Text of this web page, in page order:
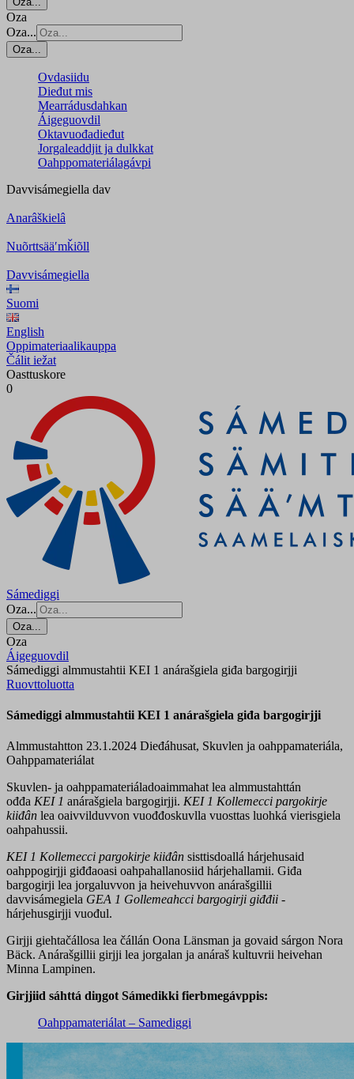
Oza
Oza...
Oza...
Ovdasiidu
Dieđut mis
Mearrádusdahkan
Áigeguovdil
Oktavuođadieđut
Jorgaleaddjit ja dulkkat
Oahppomateriálagávpi
Davvisámegiella dav
Anarâškielâ
Nuõrttsääʹmǩiõll
Davvisámegiella
Suomi
English
Oppimateriaalikauppa
Čálit iežat
Oasttuskore
0
Sámediggi
Oza...
Oza...
Oza
Áigeguovdil
Sámediggi almmustahtii KEI 1 anárašgiela giđa bargogirjji
Ruovttoluotta
Sámediggi almmustahtii KEI 1 anárašgiela giđa bargogirjji
Almmustahtton 23.1.2024 Dieđáhusat, Skuvlen ja oahppamateriála,
Oahppamateriálat
Skuvlen- ja oahppamateriáladoaimmahat lea almmustahttán
ođđa KEI 1 anárašgiela bargogirjji. KEI 1 Kollemecci pargokirje
kiiđân lea oaivvilduvvon vuođđoskuvlla vuosttas luohká vierisgiela
oahpahussii.
KEI 1 Kollemecci pargokirje kiiđân sisttisdoallá hárjehusaid
oahppogirjji giđđaoasi oahpahallanosiid hárjehallamii. Giđa
bargogirji lea jorgaluvvon ja heivehuvvon anárašgillii
davvisámegiela GEA 1 Gollemeahcci bargogirji giđđii -
hárjehusgirjji vuođul.
Girjji giehtačállosa lea čállán Oona Länsman ja govaid sárgon Nora
Bäck. Anárašgillii girjji lea jorgalan ja anáraš kultuvrii heivehan
Minna Lampinen.
Girjjiid sáhttá diŋgot Sámedikki fierbmegávppis:
Oahppamateriálat – Samediggi